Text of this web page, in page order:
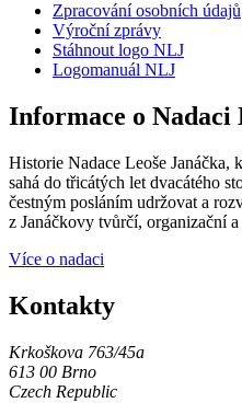
Zpracování osobních údajů
Výroční zprávy
Stáhnout logo NLJ
Logomanuál NLJ
Informace o Nadaci
Historie Nadace Leoše Janáčka,
sahá do třicátých let dvacátého
čestným posláním udržovat a
z Janáčkovy tvůrčí, organizační
Více o nadaci
Kontakty
Krkoškova 763/45a
613 00 Brno
Czech Republic